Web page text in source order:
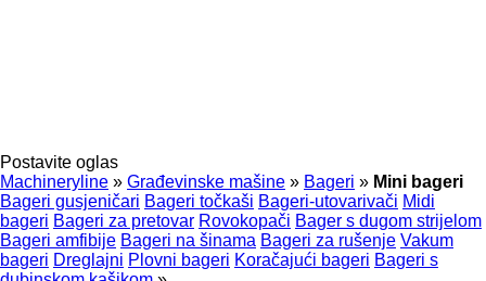
Postavite oglas
Machineryline » Građevinske mašine » Bageri » Mini bageri
Bageri gusjeničari Bageri točkaši Bageri-utovarivači Midi
bageri Bageri za pretovar Rovokopači Bager s dugom strijelom
Bageri amfibije Bageri na šinama Bageri za rušenje Vakum
bageri Dreglajni Plovni bageri Koračajući bageri Bageri s